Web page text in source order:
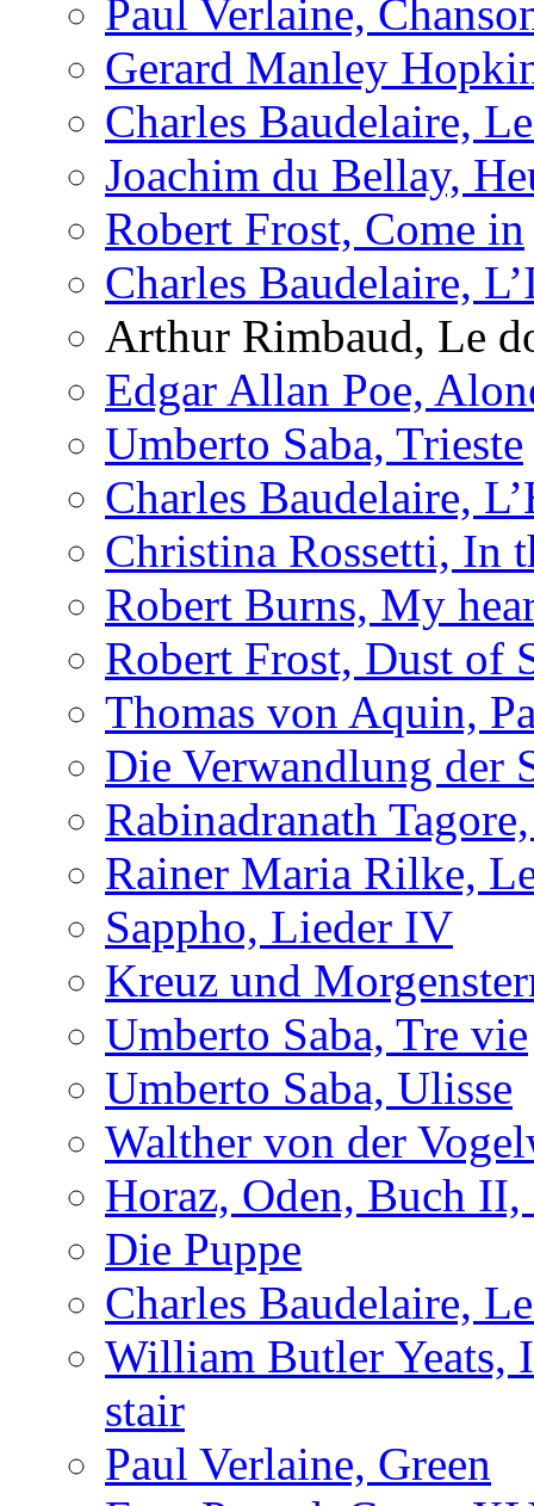
Paul Verlaine,
Gerard Manley
Charles Baudelaire,
Joachim du Bellay,
Robert Frost, Come in
Charles Baudelaire,
Arthur Rimbaud, Le
Edgar Allan Poe,
Umberto Saba, Trieste
Charles Baudelaire,
Christina Rossetti, In
Robert Burns, My
Robert Frost, Dust of
Thomas von Aquin,
Die Verwandlung der
Rabinadranath
Rainer Maria Rilke,
Sappho, Lieder IV
Kreuz und
Umberto Saba, Tre vie
Umberto Saba, Ulisse
Walther von der
Horaz, Oden, Buch II,
Die Puppe
Charles Baudelaire,
William Butler Yeats,
stair
Paul Verlaine, Green